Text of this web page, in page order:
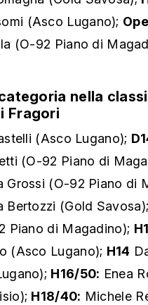
(Asco Lugano);
(O-92 Piano di
nella
Fragori
(Asco Lugano);
(O-92 Piano di
Grossi (O-92 Piano di
Bertozzi (Gold Savosa);
Piano di Magadino);
(Asco Lugano); H14
H16/50: Enea
H18/40: Michele